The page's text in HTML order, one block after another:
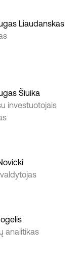
ir NT
Liaudanskas
Šiuika
investuotojais
analitikas